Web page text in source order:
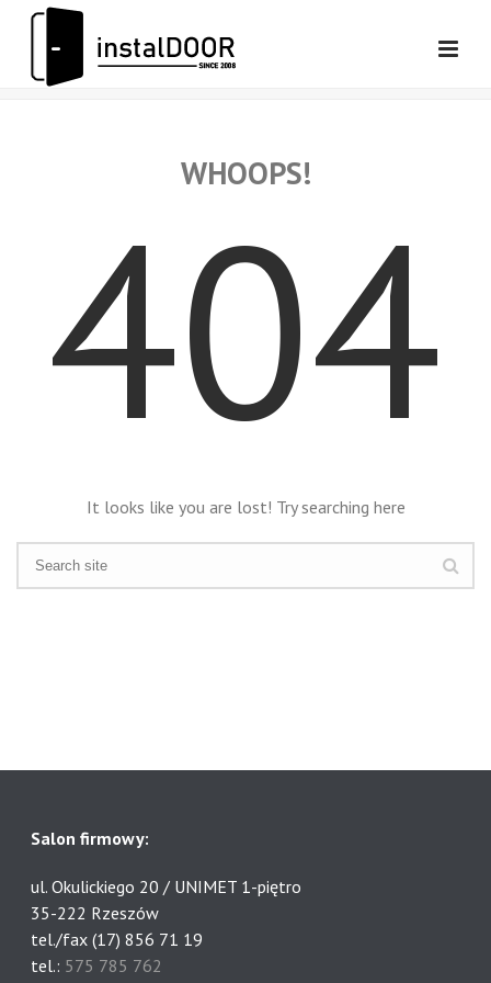
WHOOPS!
404
It looks like you are lost! Try searching here
Salon firmowy:
ul. Okulickiego 20 / UNIMET 1-piętro
35-222 Rzeszów
tel./fax (17) 856 71 19
tel.: 575 785 762